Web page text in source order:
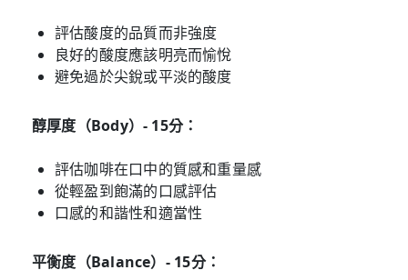
評估酸度的品質而非強度
良好的酸度應該明亮而愉悅
避免過於尖銳或平淡的酸度
醇厚度（Body）- 15分：
評估咖啡在口中的質感和重量感
從輕盈到飽滿的口感評估
口感的和諧性和適當性
平衡度（Balance）- 15分：